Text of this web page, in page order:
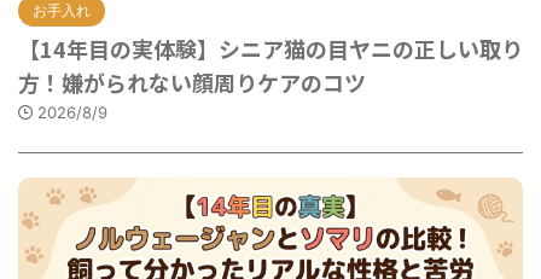
お手入れ
【14年目の実体験】シニア猫の目ヤニの正しい取り
方！嫌がられない顔周りケアのコツ
2026/8/9